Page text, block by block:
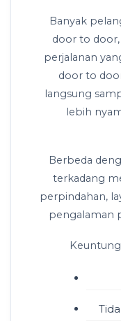
Banyak
door to
perjalanan
door to
langsung
lebih
Berbeda
terkadang
perpindahan,
pengalaman